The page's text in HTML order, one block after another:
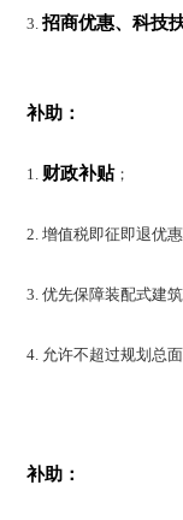
3.招商优惠、科技
补助：
1. 财政补贴；
2. 增值税即征即退优惠
3. 优先保障装配式建
4. 允许不超过规划总
补助：